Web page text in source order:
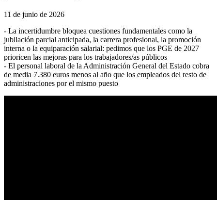
11 de junio de 2026
- La incertidumbre bloquea cuestiones fundamentales como la
jubilación parcial anticipada, la carrera profesional, la promoción
interna o la equiparación salarial: pedimos que los PGE de 2027
prioricen las mejoras para los trabajadores/as públicos
- El personal laboral de la Administración General del Estado cobra
de media 7.380 euros menos al año que los empleados del resto de
administraciones por el mismo puesto